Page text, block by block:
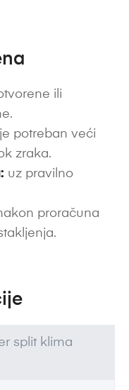
ili
potreban veći
zraka.
uz pravilno
proračuna
split klima